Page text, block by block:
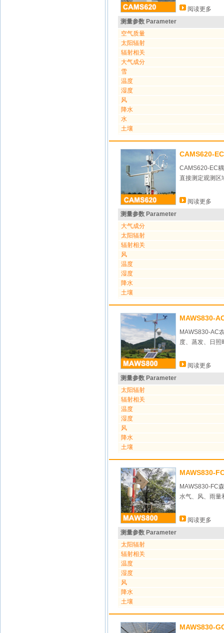
阅读更多
测量参数 Parameter
空气质量
太阳辐射
辐射相关
大气成分
雪
温度
湿度
风
降水
水
土壤
CAMS620-
CAMS620-EC
直接测定观测区
阅读更多
测量参数 Parameter
大气成分
太阳辐射
辐射相关
风
温度
湿度
降水
土壤
MAWS830-
MAWS830-AC
度、蒸发、日照
阅读更多
测量参数 Parameter
太阳辐射
辐射相关
温度
湿度
风
降水
土壤
MAWS830-
MAWS830-FC
水气、风、雨量
阅读更多
测量参数 Parameter
太阳辐射
辐射相关
温度
湿度
风
降水
土壤
MAWS830-